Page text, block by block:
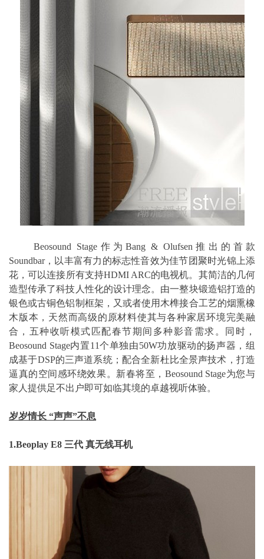
Beosound Stage作为Bang & Olufsen推出的首款
Soundbar，以丰富有力的标志性音效为佳节团聚时光锦上添
花，可以连接所有支持HDMI ARC的电视机。其简洁的几何
造型传承了科技人性化的设计理念。由一整块锻造铝打造的
银色或古铜色铝制框架，又或者使用木榫接合工艺的烟熏橡
木版本，天然而高级的原材料使其与各种家居环境完美融
合，五种收听模式匹配春节期间多种影音需求。同时，
Beosound Stage内置11个单独由50W功放驱动的扬声器，组
成基于DSP的三声道系统；配合全新杜比全景声技术，打造
逼真的空间感环绕效果。新春将至，Beosound Stage为您与
家人提供足不出户即可如临其境的卓越视听体验。
岁岁情长 “声声”不息
1.Beoplay E8 三代 真无线耳机